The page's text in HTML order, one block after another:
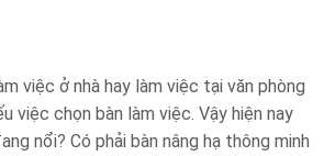
việc ở nhà hay làm việc tại văn phòng
việc chọn bàn làm việc. Vậy hiện nay
nổi? Có phải bàn nâng hạ thông minh